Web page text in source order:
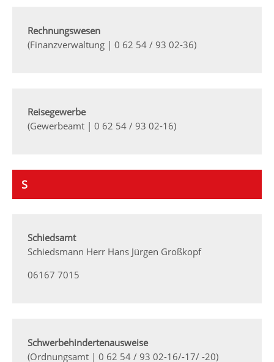
Rechnungswesen
(Finanzverwaltung | 0 62 54 / 93 02-36)
Reisegewerbe
(Gewerbeamt | 0 62 54 / 93 02-16)
S
Schiedsamt
Schiedsmann Herr Hans Jürgen Großkopf
06167 7015
Schwerbehindertenausweise
(Ordnungsamt | 0 62 54 / 93 02-16/-17/ -20)